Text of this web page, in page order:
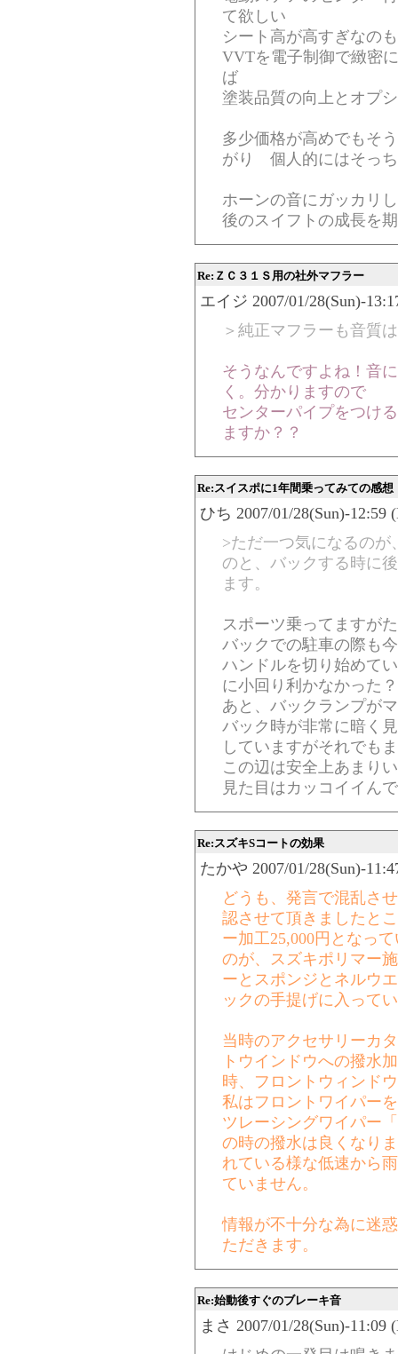
て欲しい
シート高が高すぎなの
VVTを電子制御で緻密
ば
塗装品質の向上とオプ
多少価格が高めでもそ
がり 個人的にはそっ
ホーンの音にガッカリ
後のスイフトの成長を
Re:ＺＣ３１Ｓ用の社外マフラー
エイジ 2007/01/28(Sun)-
＞純正マフラーも音質
そうなんですよね！音
く。分かりますので
センターパイプをつけ
ますか？？
Re:スイスポに1年間乗ってみての感想
ひち 2007/01/28(Sun)-12:59
>ただ一つ気になるの
のと、バックする時に
ます。
スポーツ乗ってますが
バックでの駐車の際も
ハンドルを切り始めて
に小回り利かなかった
あと、バックランプが
バック時が非常に暗く
していますがそれでも
この辺は安全上あまり
見た目はカッコイイん
Re:スズキSコートの効果
たかや 2007/01/28(Sun)-
どうも、発言で混乱さ
認させて頂きましたと
ー加工25,000円となっ
のが、スズキポリマー
ーとスポンジとネルウ
ックの手提げに入って
当時のアクセサリーカ
トウインドウへの撥水
時、フロントウィンド
私はフロントワイパー
ツレーシングワイパー
の時の撥水は良くなり
れている様な低速から
ていません。
情報が不十分な為に迷
ただきます。
Re:始動後すぐのブレーキ音
まさ 2007/01/28(Sun)-11:09